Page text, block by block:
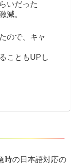
いだった
減。
ので、キャ
こともUPし
時の日本語対応の